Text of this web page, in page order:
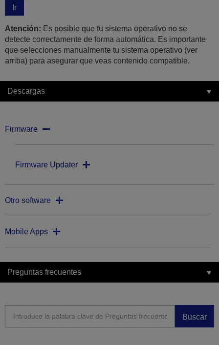
Ir
Atención: Es posible que tu sistema operativo no se
detecte correctamente de forma automática. Es importante
que selecciones manualmente tu sistema operativo (ver
arriba) para asegurar que veas contenido compatible.
Descargas
Firmware
Firmware Updater
Otro software
Mobile Apps
Preguntas frecuentes
Buscar